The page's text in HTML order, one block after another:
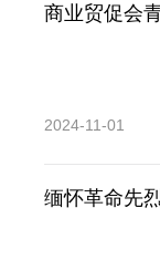
商业贸促会
2024-11-01
缅怀革命先